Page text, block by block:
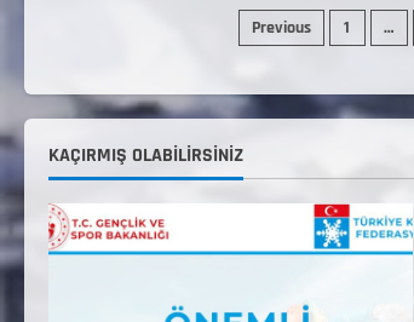
Previous 1 …
KAÇIRMIŞ OLABILIRSINIZ